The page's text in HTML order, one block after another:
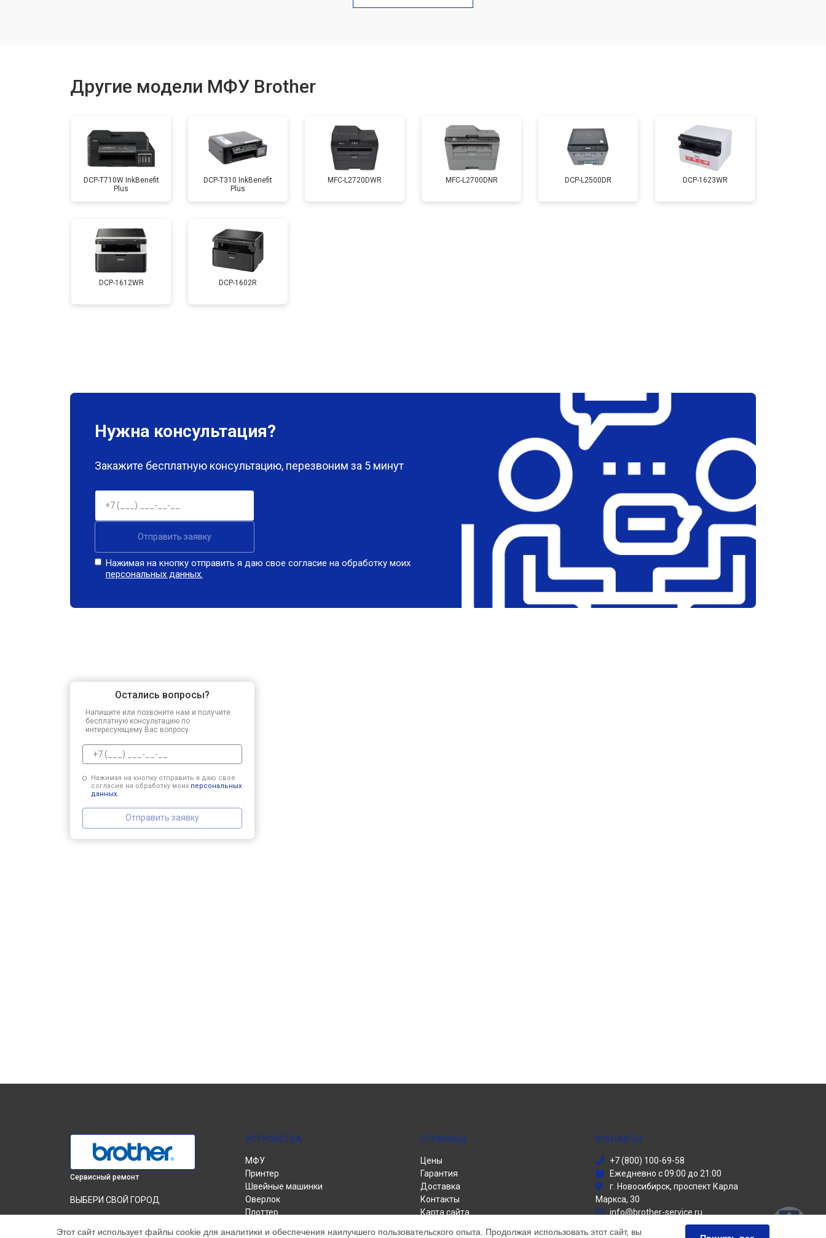
Замена каретки от 90 мин от 2800 ₽ Заказать
Замена Wi-Fi
Замена блока питания
Замена вала
Другие модели МФУ Brother
DCP-T710W InkBenefit
Plus
DCP-T310 InkBenefit
Plus
MFC-L2720DWR MFC-L2700DNR DCP-L2500DR DCP-1623WR
DCP-1612WR DCP-1602R
Нужна консультация?
Закажите бесплатную консультацию, перезвоним за 5 минут
Отправить заявку
Нажимая на кнопку отправить я даю свое согласие на обработку моих
персональных данных.
Остались вопросы?
Напишите или позвоните нам и получите
бесплатную консультацию по
интересующему Вас вопросу.
Нажимая на кнопку отправить я даю свое
согласие на обработку моих персональных
данных.
Отправить заявку
Сервисный ремонт
ВЫБЕРИ СВОЙ ГОРОД
InkBenefit Plus Brother вКраснодаре
УСТРОЙСТВА
МФУ
Принтер
Швейные машинки
Оверлок
Плоттер
СТРАНИЦЫ
Цены
Гарантия
Доставка
Контакты
Карта сайта
КОНТАКТЫ
+7 (800) 100-69-58
Ежедневно с 09:00 до 21:00
г. Новосибирск, проспект Карла
Маркса, 30
info@brother-service.ru
Политика конфиденциальности
Этот сайт использует файлы cookie для аналитики и обеспечения наилучшего пользовательского опыта. Продолжая использовать этот сайт, вы